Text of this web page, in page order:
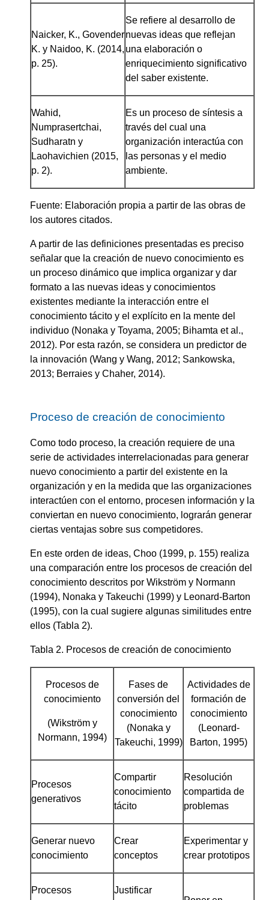
Naicker, K., Govender
K. y Naidoo, K. (2014,
p. 25).
Se refiere al desarrollo de
nuevas ideas que reflejan
una elaboración o
enriquecimiento significativo
del saber existente.
Wahid,
Numprasertchai,
Sudharatn y
Laohavichien (2015,
p. 2).
Es un proceso de síntesis a
través del cual una
organización interactúa con
las personas y el medio
ambiente.
Fuente: Elaboración propia a partir de las obras de
los autores citados.
A partir de las definiciones presentadas es preciso
señalar que la creación de nuevo conocimiento es
un proceso dinámico que implica organizar y dar
formato a las nuevas ideas y conocimientos
existentes mediante la interacción entre el
conocimiento tácito y el explícito en la mente del
individuo (Nonaka y Toyama, 2005; Bihamta et al.,
2012). Por esta razón, se considera un predictor de
la innovación (Wang y Wang, 2012; Sankowska,
2013; Berraies y Chaher, 2014).
Proceso de creación de conocimiento
Como todo proceso, la creación requiere de una
serie de actividades interrelacionadas para generar
nuevo conocimiento a partir del existente en la
organización y en la medida que las organizaciones
interactúen con el entorno, procesen información y la
conviertan en nuevo conocimiento, lograrán generar
ciertas ventajas sobre sus competidores.
En este orden de ideas, Choo (1999, p. 155) realiza
una comparación entre los procesos de creación del
conocimiento descritos por Wikström y Normann
(1994), Nonaka y Takeuchi (1999) y Leonard-Barton
(1995), con la cual sugiere algunas similitudes entre
ellos (Tabla 2).
Tabla 2. Procesos de creación de conocimiento
Procesos de
conocimiento
(Wikström y
Normann, 1994)
Fases de
conversión del
conocimiento
(Nonaka y
Takeuchi, 1999)
Actividades de
formación de
conocimiento
(Leonard-
Barton, 1995)
Procesos
generativos
Compartir
conocimiento
tácito
Resolución
compartida de
problemas
Generar nuevo
conocimiento
Crear
conceptos
Experimentar y
crear prototipos
Procesos
Justificar